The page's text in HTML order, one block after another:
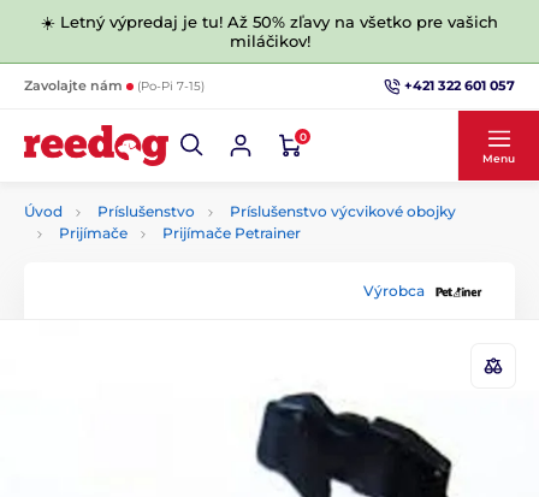
☀️ Letný výpredaj je tu! Až 50% zľavy na všetko pre vašich
miláčikov!
Zavolajte nám (Po-Pi 7-15) +421 322 601 057
0
Menu
Úvod Príslušenstvo
Príslušenstvo výcvikové obojky
Prijímače
Prijímače Petrainer
Výrobca